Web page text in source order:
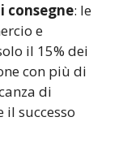
consegne: le
e
il 15% dei
con più di
di
successo